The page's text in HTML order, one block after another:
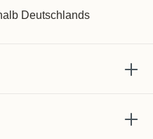
Deutschlands